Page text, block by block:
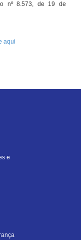
nº 8.573, de 19 de
aqui
e